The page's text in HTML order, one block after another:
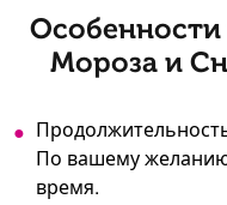
Особенности
Мороза и
По вашему
время.